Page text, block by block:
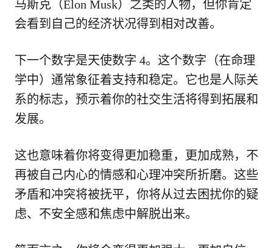
马斯克（Elon Musk）之类的人物，但你肯定
会看到自己的经济状况得到相对改善。
下一个数字是天使数字 4。这个数字（在命理
学中）通常象征着支持和稳定。它也是人际关
系的标志，预示着你的社交生活将得到拓展和
发展。
这也意味着你将变得更加稳重，更加成熟，不
再被自己内心的情感和心理冲突所折磨。这些
矛盾和冲突将被抚平，你将从过去困扰你的疑
虑、不安全感和焦虑中解脱出来。